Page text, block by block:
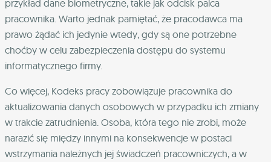
przykład dane biometryczne, takie jak odcisk palca
pracownika. Warto jednak pamiętać, że pracodawca ma
prawo żądać ich jedynie wtedy, gdy są one potrzebne
choćby w celu zabezpieczenia dostępu do systemu
informatycznego firmy.
Co więcej, Kodeks pracy zobowiązuje pracownika do
aktualizowania danych osobowych w przypadku ich zmiany
w trakcie zatrudnienia. Osoba, która tego nie zrobi, może
narazić się między innymi na konsekwencje w postaci
wstrzymania należnych jej świadczeń pracowniczych, a w